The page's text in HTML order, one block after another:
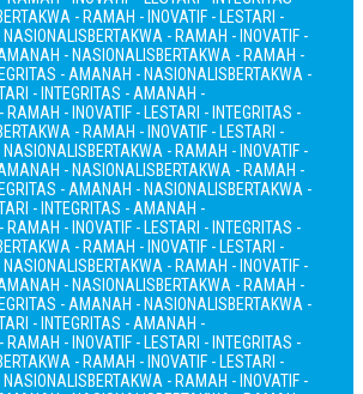
- RAMAH - INOVATIF - LESTARI -
NASIONALISBERTAKWA - RAMAH - INOVATIF -
- NASIONALISBERTAKWA - RAMAH -
- AMANAH - NASIONALISBERTAKWA -
- INTEGRITAS - AMANAH -
RAMAH - INOVATIF - LESTARI - INTEGRITAS -
- RAMAH - INOVATIF - LESTARI -
NASIONALISBERTAKWA - RAMAH - INOVATIF -
- NASIONALISBERTAKWA - RAMAH -
- AMANAH - NASIONALISBERTAKWA -
- INTEGRITAS - AMANAH -
RAMAH - INOVATIF - LESTARI - INTEGRITAS -
- RAMAH - INOVATIF - LESTARI -
NASIONALISBERTAKWA - RAMAH - INOVATIF -
- NASIONALISBERTAKWA - RAMAH -
- AMANAH - NASIONALISBERTAKWA -
- INTEGRITAS - AMANAH -
RAMAH - INOVATIF - LESTARI - INTEGRITAS -
- RAMAH - INOVATIF - LESTARI -
NASIONALISBERTAKWA - RAMAH - INOVATIF -